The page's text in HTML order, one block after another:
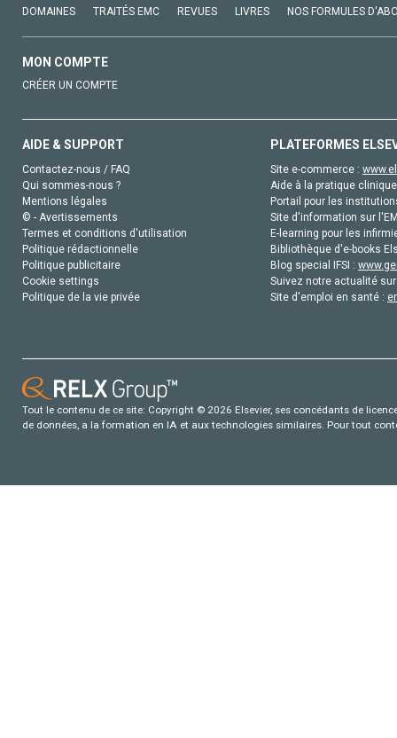
DOMAINES TRAITÉS EMC REVUES LIVRES NOS FORMULES
MON COMPTE
CRÉER UN COMPTE
AIDE & SUPPORT
Contactez-nous / FAQ
Qui sommes-nous ?
Mentions légales
© - Avertissements
Termes et conditions d'utilisation
Politique rédactionnelle
Politique publicitaire
Cookie settings
Politique de la vie privée
PLATEFORMES
Site e-commerce :
Aide à la pratique
Portail pour les
Site d'information sur
E-learning pour les
Bibliothèque d'e-books
Blog special IFSI :
Suivez notre actualité
Site d'emploi en santé :
Tout le contenu de ce site: Copyright © 2026 Elsevier, ses concédants de
de données, a la formation en IA et aux technologies similaires. Pour tout